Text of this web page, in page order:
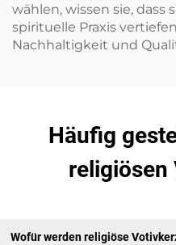
wählen, wissen sie,
spirituelle Praxis
Nachhaltigkeit und
Häufig
religiösen
Wofür werden religiöse